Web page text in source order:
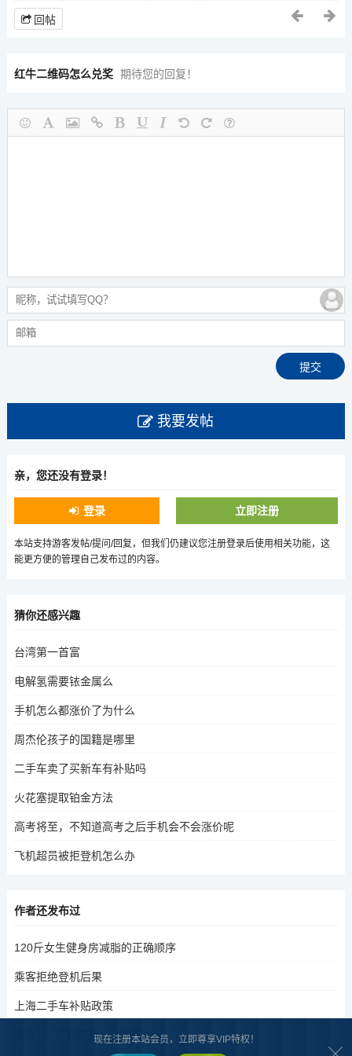
回帖
红牛二维码怎么兑奖 期待您的回复！
我要发帖
亲，您还没有登录！
登录 立即注册
本站支持游客发帖/提问/回复，但我们仍建议您注册登录后使用相关功能，这
能更方便的管理自己发布过的内容。
猜你还感兴趣
台湾第一首富
电解氢需要铱金属么
手机怎么都涨价了为什么
周杰伦孩子的国籍是哪里
二手车卖了买新车有补贴吗
火花塞提取铂金方法
高考将至，不知道高考之后手机会不会涨价呢
飞机超员被拒登机怎么办
作者还发布过
120斤女生健身房减脂的正确顺序
乘客拒绝登机后果
上海二手车补贴政策
健身120斤和普通120斤区别现在注册本站会员，立即尊享VIP特权！